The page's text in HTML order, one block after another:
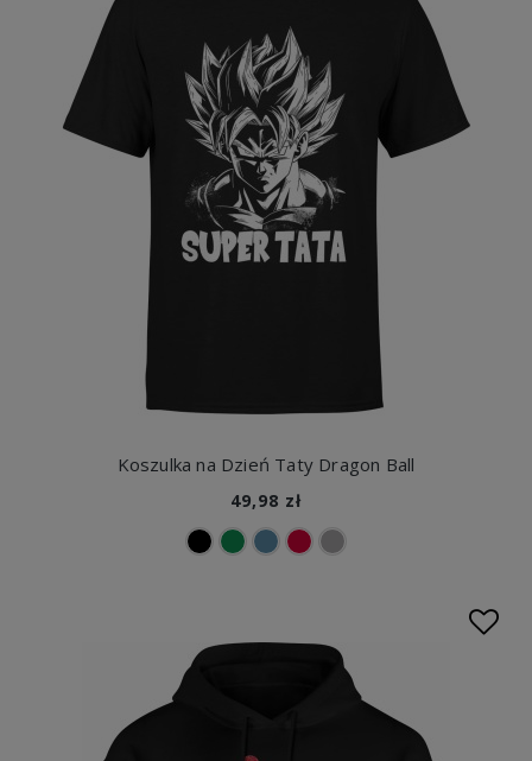
Koszulka na Dzień Taty Dragon Ball
49,98 zł